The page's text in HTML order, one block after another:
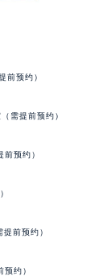
前预约）
需提前预约）
预约）
前预约）
约）